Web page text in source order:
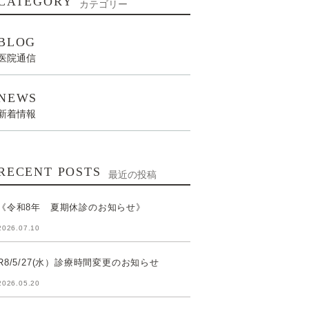
カテゴリー
医院通信
着情報
POSTS 最近の投稿
《令和8年 夏期休診のお知らせ》
5/27(水）診療時間変更のお知らせ